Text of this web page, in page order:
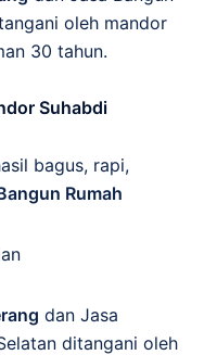
oleh mandor
30 tahun.
Suhabdi
bagus, rapi,
Rumah
dan Jasa
ditangani oleh